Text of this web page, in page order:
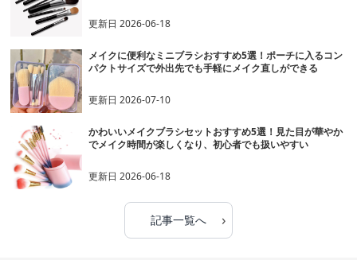
更新日2026-06-18
メイクに便利なミニブラシおすすめ5選！ポーチに入るコン
パクトサイズで外出先でも手軽にメイク直しができる
更新日2026-07-10
かわいいメイクブラシセットおすすめ5選！見た目が華やか
でメイク時間が楽しくなり、初心者でも扱いやすい
更新日2026-06-18
記事一覧へ ›